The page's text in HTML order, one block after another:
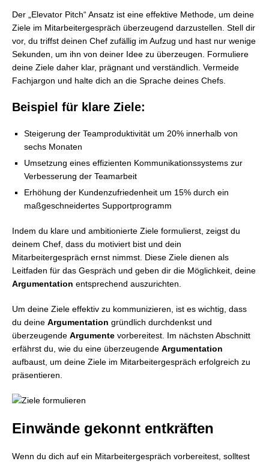
Der „Elevator Pitch“ Ansatz ist eine effektive Methode, um deine
Ziele im Mitarbeitergespräch überzeugend darzustellen. Stell dir
vor, du triffst deinen Chef zufällig im Aufzug und hast nur wenige
Sekunden, um ihn von deiner Idee zu überzeugen. Formuliere
deine Ziele daher klar, prägnant und verständlich. Vermeide
Fachjargon und halte dich an die Sprache deines Chefs.
Beispiel für klare Ziele:
Steigerung der Teamproduktivität um 20% innerhalb von
sechs Monaten
Umsetzung eines effizienten Kommunikationssystems zur
Verbesserung der Teamarbeit
Erhöhung der Kundenzufriedenheit um 15% durch ein
maßgeschneidertes Supportprogramm
Indem du klare und ambitionierte Ziele formulierst, zeigst du
deinem Chef, dass du motiviert bist und dein
Mitarbeitergespräch ernst nimmst. Diese Ziele dienen als
Leitfaden für das Gespräch und geben dir die Möglichkeit, deine
Argumentation entsprechend auszurichten.
Um deine Ziele effektiv zu kommunizieren, ist es wichtig, dass
du deine Argumentation gründlich durchdenkst und
überzeugende Argumente vorbereitest. Im nächsten Abschnitt
erfährst du, wie du eine überzeugende Argumentation
aufbaust, um deine Ziele im Mitarbeitergespräch erfolgreich zu
präsentieren.
Einwände gekonnt entkräften
Wenn du dich auf ein Mitarbeitergespräch vorbereitest, solltest